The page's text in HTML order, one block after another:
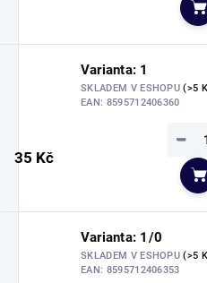
Varianta: 1
SKLADEM V ESHOPU(>5
EAN: 8595712406360
35 Kč
−
Varianta: 1/0
SKLADEM V ESHOPU(>5
EAN: 8595712406353